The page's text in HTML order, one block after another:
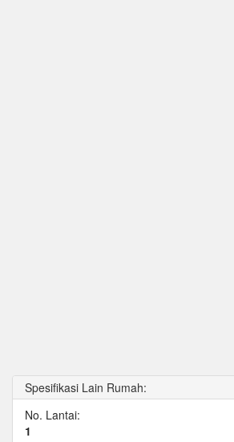
Spesifikasi Lain Rumah:
No. Lantai:
1